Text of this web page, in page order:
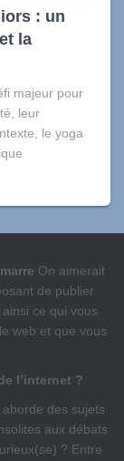
: un
la
majeur pour
leur
le yoga
On aimerait
de publier
ce qui vous
web et que vous
l’internet ?
des sujets
aux débats
? Entre